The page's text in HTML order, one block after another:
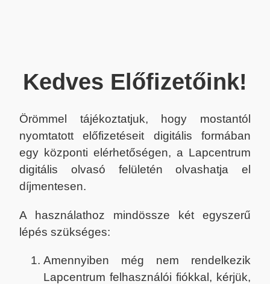
Kedves Előfizetőink!
Örömmel tájékoztatjuk, hogy mostantól
nyomtatott előfizetéseit digitális formában
egy központi elérhetőségen, a Lapcentrum
digitális olvasó felületén olvashatja el
díjmentesen.
A használathoz mindössze két egyszerű
lépés szükséges:
Amennyiben még nem rendelkezik
Lapcentrum felhasználói fiókkal, kérjük,